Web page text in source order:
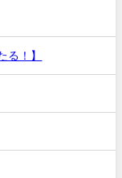
る！】